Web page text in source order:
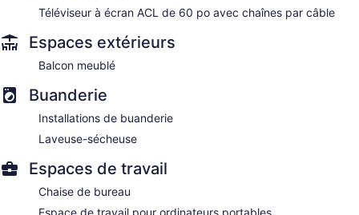
Téléviseur à écran ACL de 60 po avec chaînes par câble
Espaces extérieurs
Balcon meublé
Buanderie
Installations de buanderie
Laveuse-sécheuse
Espaces de travail
Chaise de bureau
Espace de travail pour ordinateurs portables